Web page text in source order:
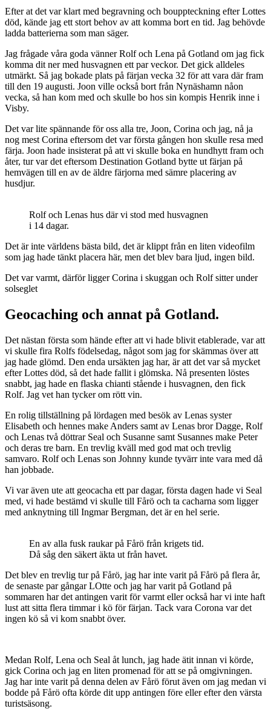
Efter at det var klart med begravning och bouppteckning efter Lottes
död, kände jag ett stort behov av att komma bort en tid. Jag behövde
ladda batterierna som man säger.
Jag frågade våra goda vänner Rolf och Lena på Gotland om jag fick
komma dit ner med husvagnen ett par veckor. Det gick alldeles
utmärkt. Så jag bokade plats på färjan vecka 32 för att vara där fram
till den 19 augusti. Joon ville också bort från Nynäshamn nåon
vecka, så han kom med och skulle bo hos sin kompis Henrik inne i
Visby.
Det var lite spännande för oss alla tre, Joon, Corina och jag, nå ja
nog mest Corina eftersom det var första gången hon skulle resa med
färja. Joon hade insisterat på att vi skulle boka en hundhytt fram och
åter, tur var det eftersom Destination Gotland bytte ut färjan på
hemvägen till en av de äldre färjorna med sämre placering av
husdjur.
Rolf och Lenas hus där vi stod med husvagnen
i 14 dagar.
Det är inte världens bästa bild, det är klippt från en liten videofilm
som jag hade tänkt placera här, men det blev bara ljud, ingen bild.
Det var varmt, därför ligger Corina i skuggan och Rolf sitter under
solseglet
Geocaching och annat på Gotland.
Det nästan första som hände efter att vi hade blivit etablerade, var att
vi skulle fira Rolfs födelsedag, något som jag for skämmas över att
jag hade glömd. Den enda ursäkten jag har, är att det var så mycket
efter Lottes död, så det hade fallit i glömska. Nå presenten löstes
snabbt, jag hade en flaska chianti stående i husvagnen, den fick
Rolf. Jag vet han tycker om rött vin.
En rolig tillställning på lördagen med besök av Lenas syster
Elisabeth och hennes make Anders samt av Lenas bror Dagge, Rolf
och Lenas två döttrar Seal och Susanne samt Susannes make Peter
och deras tre barn. En trevlig kväll med god mat och trevlig
samvaro. Rolf och Lenas son Johnny kunde tyvärr inte vara med då
han jobbade.
Vi var även ute att geocacha ett par dagar, första dagen hade vi Seal
med, vi hade bestämd vi skulle till Fårö och ta cacharna som ligger
med anknytning till Ingmar Bergman, det är en hel serie.
En av alla fusk raukar på Fårö från krigets tid.
Då såg den säkert äkta ut från havet.
Det blev en trevlig tur på Fårö, jag har inte varit på Fårö på flera år,
de senaste par gångar LOtte och jag har varit på Gotland på
sommaren har det antingen varit för varmt eller också har vi inte haft
lust att sitta flera timmar i kö för färjan. Tack vara Corona var det
ingen kö så vi kom snabbt över.
Medan Rolf, Lena och Seal åt lunch, jag hade ätit innan vi körde,
gick Corina och jag en liten promenad för att se på omgivningen.
Jag har inte varit på denna delen av Fårö förut även om jag medan vi
bodde på Fårö ofta körde dit upp antingen före eller efter den värsta
turistsäsong.